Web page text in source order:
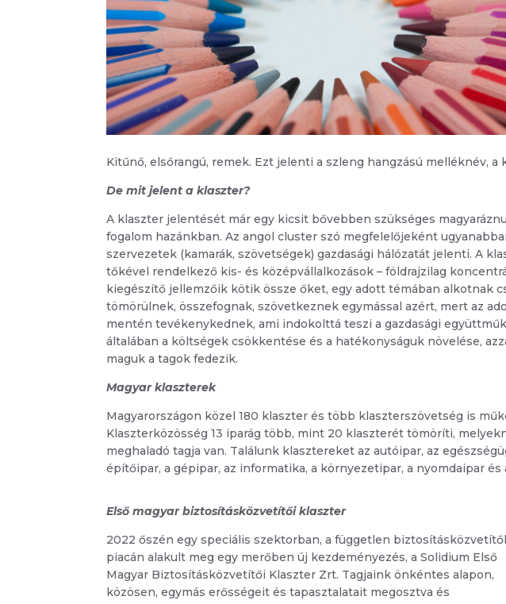
Kitűnő, elsőrangú, remek. Ezt jelenti a szleng hangzású melléknév, a
De mit jelent a klaszter?
A klaszter jelentését már egy kicsit bővebben szükséges
fogalom hazánkban. Az angol cluster szó megfelelőjeként
szervezetek (kamarák, szövetségek) gazdasági hálózatát jelenti. A
tőkével rendelkező kis- és középvállalkozások – földrajzilag
kiegészítő jellemzőik kötik össze őket, egy adott témában alkotnak
tömörülnek, összefognak, szövetkeznek egymással azért, mert az
mentén tevékenykednek, ami indokolttá teszi a gazdasági
általában a költségek csökkentése és a hatékonyságuk növelése,
maguk a tagok fedezik.
Magyar klaszterek
Magyarországon közel 180 klaszter és több klaszterszövetség is
Klaszterközösség 13 iparág több, mint 20 klaszterét tömöríti,
meghaladó tagja van. Találunk klasztereket az autóipar, az
építőipar, a gépipar, az informatika, a környezetipar, a nyomdaipar és
Első magyar biztosításközvetítői klaszter
2022 őszén egy speciális szektorban, a független
piacán alakult meg egy merőben új kezdeményezés, a Solidium Első
Magyar Biztosításközvetítői Klaszter Zrt. Tagjaink önkéntes alapon,
közösen, egymás erősségeit és tapasztalatait megosztva és